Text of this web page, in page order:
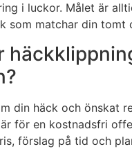
i luckor. Målet är
som matchar din tomt
din häck och önskat
för en kostnadsfri
förslag på tid och